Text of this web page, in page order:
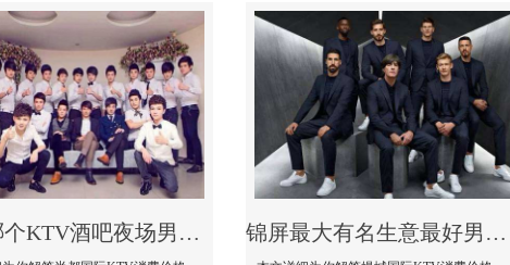
锦屏哪个KTV酒吧夜场男模公关型男最帅-尚都国际KTV消费价格点评 锦屏最大有名生意最好男模少爷场KTV体验-嫚城国际KTV消费价格点评